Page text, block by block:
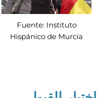
Fuente: Instituto
Hispánico de Murcia